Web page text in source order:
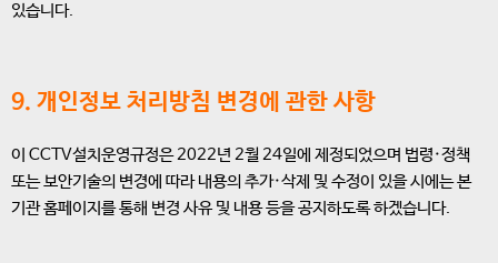
있습니다.
9. 개인정보 처리방침 변경에 관한 사항
이 CCTV설치운영규정은 2022년 2월 24일에 제정되었으며 법령·정책
또는 보안기술의 변경에 따라 내용의 추가·삭제 및 수정이 있을 시에는 본
기관 홈페이지를 통해 변경 사유 및 내용 등을 공지하도록 하겠습니다.